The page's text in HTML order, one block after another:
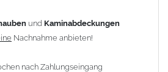
und Kaminabdeckungen
Nachnahme anbieten!
nach Zahlungseingang